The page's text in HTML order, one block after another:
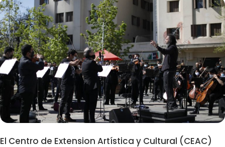
El Centro de Extension Artística y Cultural (CEAC)